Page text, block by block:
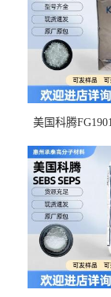
美国科腾
佳 透